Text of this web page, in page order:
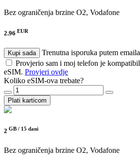
Bez ograničenja brzine O2, Vodafone
2.96 EUR
Kupi sada
Trenutna isporuka putem
Provjerio sam i moj telefon je
eSIM. Provjeri ovdje
Koliko eSIM-ova trebate?
Plati karticom
2 GB / 15 dani
Bez ograničenja brzine O2, Vodafone